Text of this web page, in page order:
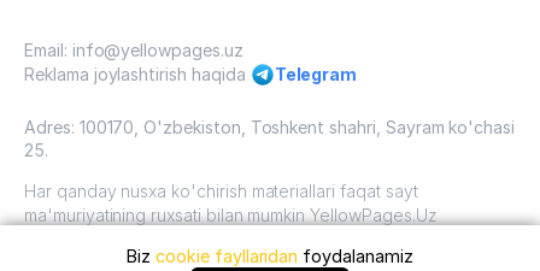
Email: info@yellowpages.uz
Reklama joylashtirish haqida
Telegram
Adres: 100170, O'zbekiston, Toshkent shahri, Sayram ko'chasi
25.
Har qanday nusxa ko'chirish materiallari faqat sayt
ma'muriyatining ruxsati bilan mumkin YellowPages.Uz
O'zbekiston, 2009 - 2026 / O'zbekiston "sariq
Bizcookie fayllaridan foydalanamiz